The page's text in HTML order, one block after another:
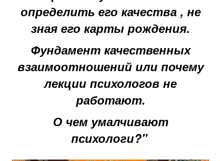
определить его качества , не
зная его карты рождения.
Фундамент качественных
взаимоотношений или почему
лекции психологов не
работают.
О чем умалчивают
психологи?"